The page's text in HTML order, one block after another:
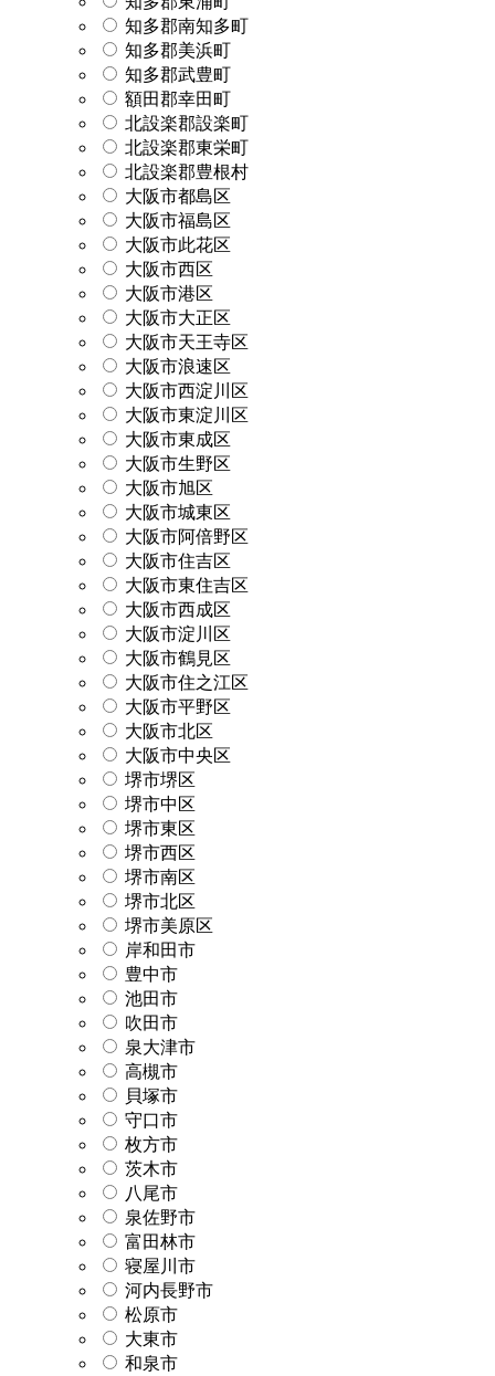
知多郡南知多町
知多郡美浜町
知多郡武豊町
額田郡幸田町
北設楽郡設楽町
北設楽郡東栄町
北設楽郡豊根村
大阪市都島区
大阪市福島区
大阪市此花区
大阪市西区
大阪市港区
大阪市大正区
大阪市天王寺区
大阪市浪速区
大阪市西淀川区
大阪市東淀川区
大阪市東成区
大阪市生野区
大阪市旭区
大阪市城東区
大阪市阿倍野区
大阪市住吉区
大阪市東住吉区
大阪市西成区
大阪市淀川区
大阪市鶴見区
大阪市住之江区
大阪市平野区
大阪市北区
大阪市中央区
堺市堺区
堺市中区
堺市東区
堺市西区
堺市南区
堺市北区
堺市美原区
岸和田市
豊中市
池田市
吹田市
泉大津市
高槻市
貝塚市
守口市
枚方市
茨木市
八尾市
泉佐野市
富田林市
寝屋川市
河内長野市
松原市
大東市
和泉市